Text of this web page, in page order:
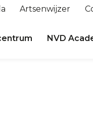
Artsenwijzer
NVD